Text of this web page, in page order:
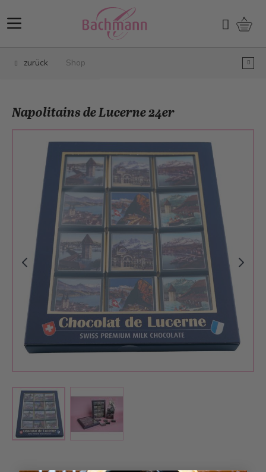
Suchen
zurück Shop
Napolitains de Lucerne 24er
View larger imageView larger image